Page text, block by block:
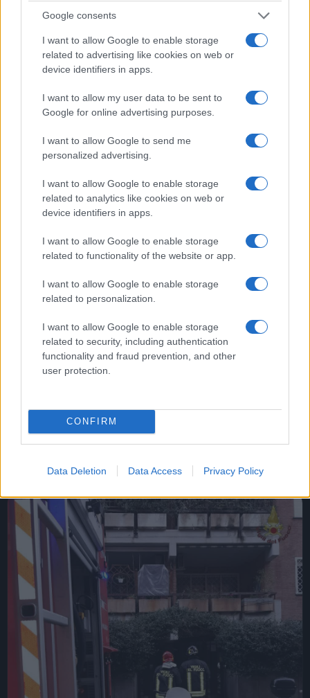
Google consents
I want to allow Google to enable storage
related to advertising like cookies on web or
device identifiers in apps.
I want to allow my user data to be sent to
Google for online advertising purposes.
I want to allow Google to send me
personalized advertising.
I want to allow Google to enable storage
related to analytics like cookies on web or
device identifiers in apps.
I want to allow Google to enable storage
related to functionality of the website or app.
I want to allow Google to enable storage
related to personalization.
I want to allow Google to enable storage
related to security, including authentication
functionality and fraud prevention, and other
user protection.
CONFIRM
Data Deletion Data Access Privacy Policy
A fuoco alcuni uffici del Municipio sito in piazza di
Cinecittà.
Leggi l’articolo →
ULTIME NOTIZIE ROMA
VII MUNICIPIO Corruzione in
edilizia: vigili e tecnici in manette
23 Marzo 2022 - 12:42
dell'edilizia: importante operazione della Guardia
di Finanza